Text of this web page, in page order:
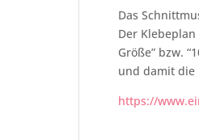
Das
Der
Größe” bzw.
und damit die
https://